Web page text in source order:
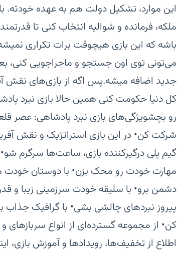
این‌ موارد، تشکیل دولت هم به عهده خودته.
ملکه، فرمانده و شوالیه انتخاب کنی تا
باشه که این بازی هیچوقت برات تکراری
می‌تونی توی اون جستجو و ماجراجویی کنی،
جدید اضافه میشه.‏پس اگه از بازی‌های نقش
کل دنیا حکومت کنی همین حالا بازی نبرد
رو بچش‏ویژگی‌های بازی نبرد پادشاهی: عصر
شرکت کن‏• در این بازی استراتژیک و نقش
گیم پلی درگیرکننده بازی، ساعت‌ها سرگرم
مهارت خودت رو محک بزن‏• با دوستان
دشمن برو‏• با سلیقه خودت سرزمینی زیبا و
پیروز نبردهای چالشی بشی‏• با گرافیک
کن‏• از مجموعه‌ گسترده‌ای از انواع سربازهای